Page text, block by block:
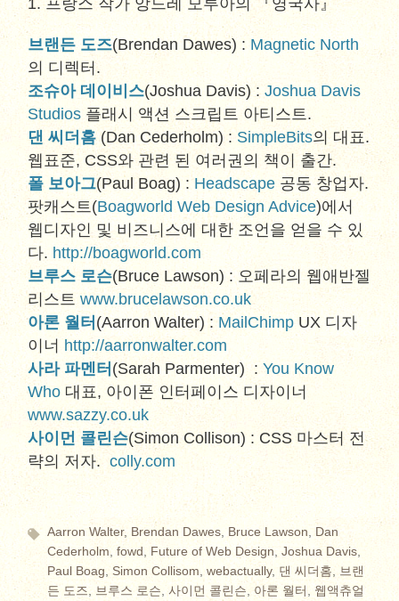
브랜든 도즈(Brendan Dawes) : Magnetic North
의 디렉터.
조슈아 데이비스(Joshua Davis) :Joshua Davis
Studios 플래시 액션 스크립트 아티스트.
댄 씨더홈(Dan Cederholm) : SimpleBits의 대표.
웹표준, CSS와 관련 된 여러권의 책이 출간.
폴 보아그(Paul Boag) : Headscape 공동 창업자.
팟캐스트(Boagworld Web Design Advice)에서
웹디자인 및 비즈니스에 대한 조언을 얻을 수 있
다. http://boagworld.com
브루스 로슨(Bruce Lawson) : 오페라의 웹애반젤
리스트www.brucelawson.co.uk
아론 월터 (Aarron Walter) :MailChimp UX 디자
이너 http://aarronwalter.com
사라 파멘터 (Sarah Parmenter) :You Know
Who 대표, 아이폰 인터페이스 디자이너
www.sazzy.co.uk
사이먼 콜린슨(Simon Collison) : CSS 마스터 전
략의 저자.colly.com
Aarron Walter, Brendan Dawes Bruce Lawson
Dan
Cederholm ,fowd Future of Web Design ,Joshua Davis
Paul Boag ,Simon Collisom ,webactually, 댄 씨더홈
브랜
든 도즈 , 브루스 로슨 ,사이먼 콜린슨 ,아론 월터
웹액츄얼